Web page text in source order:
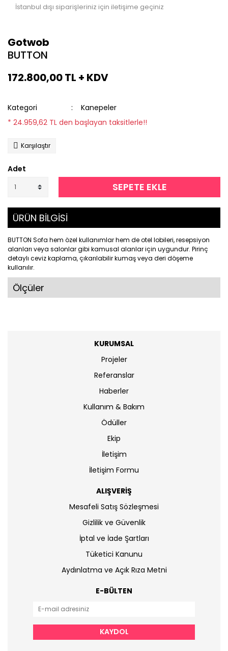
İstanbul dışı siparişleriniz için iletişime geçiniz
Gotwob
BUTTON
172.800,00 TL + KDV
Kategori
Kanepeler
* 24.959,62 TL den başlayan taksitlerle!!
Karşılaştır
Adet
SEPETE EKLE
ÜRÜN BİLGİSİ
BUTTON Sofa hem özel kullanımlar hem de otel lobileri, resepsiyon
alanları veya salonlar gibi kamusal alanlar için uygundur. Pirinç
detaylı ceviz kaplama, çıkarılabilir kumaş veya deri döşeme
kullanılır.
Ölçüler
KURUMSAL
Projeler
Referanslar
Haberler
Kullanım & Bakım
Ödüller
Ekip
İletişim
İletişim Formu
ALIŞVERİŞ
Mesafeli Satış Sözleşmesi
Gizlilik ve Güvenlik
İptal ve İade Şartları
Tüketici Kanunu
Aydınlatma ve Açık Rıza Metni
E-BÜLTEN
KAYDOL